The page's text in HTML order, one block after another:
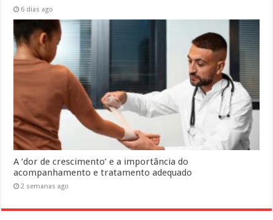
6 dias ago
A ‘dor de crescimento’ e a importância do
acompanhamento e tratamento adequado
2 semanas ago